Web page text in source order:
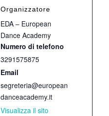
Organizzatore
EDA – European
Dance Academy
Numero di telefono
3291575875
Email
segreteria@european
danceacademy.it
Visualizza il sito